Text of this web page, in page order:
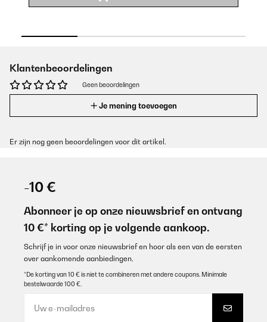
Klantenbeoordelingen
Geen beoordelingen
Je mening toevoegen
Er zijn nog geen beoordelingen voor dit artikel.
-10 €
Abonneer je op onze nieuwsbrief en ontvang
10 €* korting op je volgende aankoop.
Schrijf je in voor onze nieuwsbrief en hoor als een van de eersten
over aankomende aanbiedingen.
*De korting van 10 € is niet te combineren met andere coupons. Minimale
bestelwaarde 100 €.